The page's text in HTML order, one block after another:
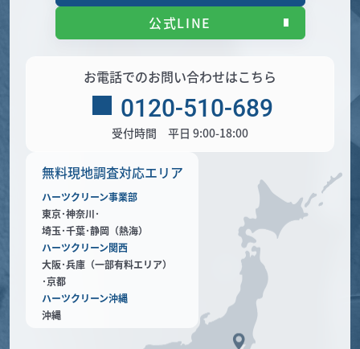
無料現地調査対応エリア
ハーツクリーン事業部
東京･神奈川･
埼玉･千葉･静岡（熱海）
ハーツクリーン関西
大阪･兵庫（一部有料エリア）
･京都
ハーツクリーン沖縄
沖縄
公式LINE
お電話でのお問い合わせはこちら
0120-510-689
受付時間 平日 9:00-18:00